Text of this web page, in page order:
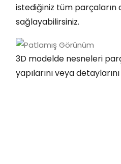
istediğiniz tüm parçaların
sağlayabilirsiniz.
3D modelde nesneleri
yapılarını veya